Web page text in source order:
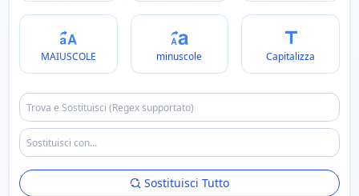
MAIUSCOLE minuscole Capitalizza
Sostituisci Tutto